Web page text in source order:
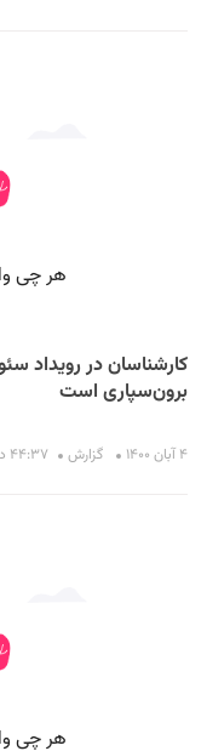
کارشناسان در رویداد
برون‌سپاری است
۴ آبان ۱۴۰۰ گزارش ۴۴:۳۷ دقیقه